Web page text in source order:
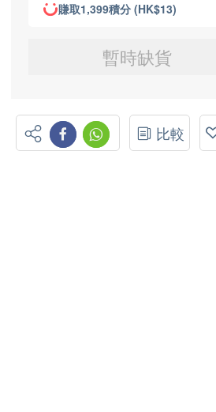
賺取1,399積分 (HK$13)
暫時缺貨
比較